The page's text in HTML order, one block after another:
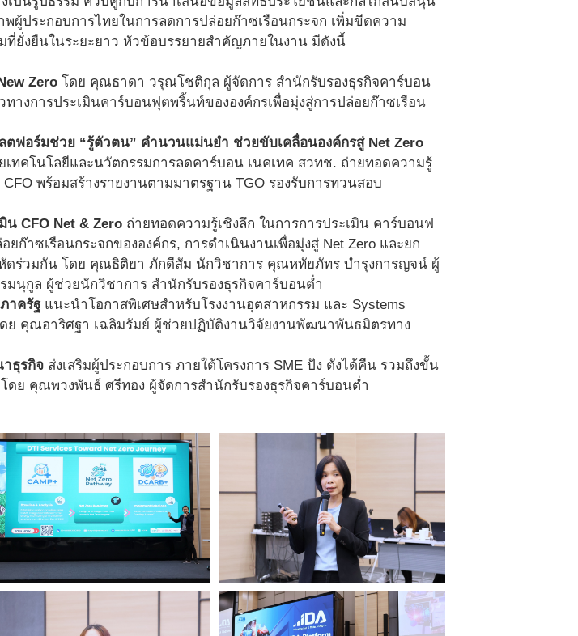
ผู้ประกอบการไทยในการลดการปล่อยก๊าซเรือนกระจก เพิ่มขีดความ
ยั่งยืนในระยะยาว หัวข้อบรรยายสำคัญภายในงาน มีดังนี้
Zero โดย คุณธาดา วรุณโชติกุล ผู้จัดการ สำนักรับรองธุรกิจคาร์บอน
างการประเมินคาร์บอนฟุตพริ้นท์ขององค์กรเพื่อมุ่งสู่การปล่อยก๊าซเรือน
ตฟอร์มช่วย “รู้ตัวตน” คำนวนแม่นยำ ช่วยขับเคลื่อนองค์กรสู่ Net Zero
ทคโนโลยีและนวัตกรรมการลดคาร์บอน เนคเทค สวทช. ถ่ายทอดความรู้
พร้อมสร้างรายงานตามมาตรฐาน TGO รองรับการทวนสอบ
CFO Net & Zero ถ่ายทอดความรู้เชิงลึก ในการการประเมิน คาร์บอนฟ
ยก๊าซเรือนกระจกขององค์กร, การดำเนินงานเพื่อมุ่งสู่ Net Zero และยก
ดร่วมกัน โดย คุณธิติยา ภักดีสัม นักวิชาการ คุณหทัยภัทร บำรุงการญจน์ ผู้
นุกูล ผู้ช่วยนักวิชาการ สำนักรับรองธุรกิจคาร์บอนต่ำ
าครัฐ แนะนำโอกาสพิเศษสำหรับโรงงานอุตสาหกรรม และ Systems
ดย คุณอาริศฐา เฉลิมรัมย์ ผู้ช่วยปฏิบัติงานวิจัยงานพัฒนาพันธมิตรทาง
ธุรกิจ ส่งเสริมผู้ประกอบการ ภายใต้โครงการ SME ปัง ตังได้คืน รวมถึงขั้น
ดย คุณพวงพันธ์ ศรีทอง ผู้จัดการสำนักรับรองธุรกิจคาร์บอนต่ำ